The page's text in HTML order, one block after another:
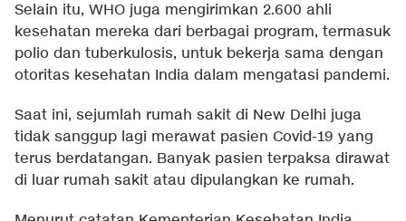
Selain itu, WHO juga mengirimkan 2.600 ahli
kesehatan mereka dari berbagai program, termasuk
polio dan tuberkulosis, untuk bekerja sama dengan
otoritas kesehatan India dalam mengatasi pandemi.
Saat ini, sejumlah rumah sakit di New Delhi juga
tidak sanggup lagi merawat pasien Covid-19 yang
terus berdatangan. Banyak pasien terpaksa dirawat
di luar rumah sakit atau dipulangkan ke rumah.